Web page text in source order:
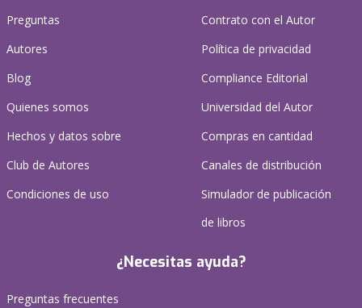
Preguntas
Autores
Blog
Quienes somos
Hechos y datos sobre
Club de Autores
Condiciones de uso
Contrato con el Autor
Política de privacidad
Compliance Editorial
Universidad del Autor
Compras en cantidad
Canales de distribución
Simulador de publicación
de libros
¿Necesitas ayuda?
Preguntas frecuentes